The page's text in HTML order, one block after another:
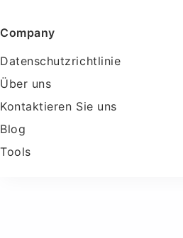
Company
Datenschutzrichtlinie
Über uns
Kontaktieren Sie uns
Blog
Tools